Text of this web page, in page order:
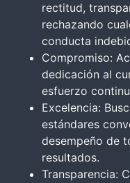
rectitud,
rechazando
conducta
Compromiso:
dedicación al
esfuerzo
Excelencia:
estándares
desempeño de
resultados.
Transparencia: